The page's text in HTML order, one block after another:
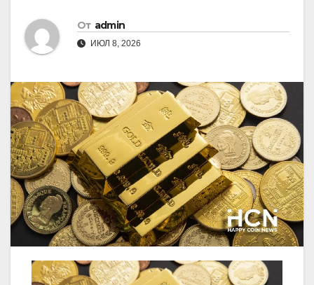
От admin
ИЮЛ 8, 2026